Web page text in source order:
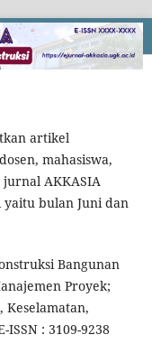
artikel
mahasiswa,
AKKASIA
bulan Juni dan
Bangunan
Proyek;
Keselamatan,
: 3109-9238